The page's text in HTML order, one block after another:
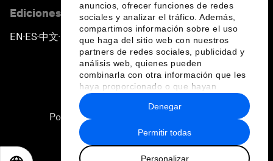
anuncios, ofrecer funciones de redes
sociales y analizar el tráfico. Además,
compartimos información sobre el uso
que haga del sitio web con nuestros
partners de redes sociales, publicidad y
análisis web, quienes pueden
combinarla con otra información que les
haya proporcionado o que hayan
recopilado a partir del uso que haya
hecho de sus servicios.
Permitir todas
Personalizar
Denegar
Ediciones en otros idiomas
EN ▪ ES▪中文▪ 日本語
Política de privacidad y normas de uso